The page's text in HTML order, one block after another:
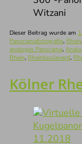
Witzani
Dieser Beitrag wurde am
Panoramafotografie, Rhein,
analoges Panorama,
Rhein, Rheinboulevard,
Kölner